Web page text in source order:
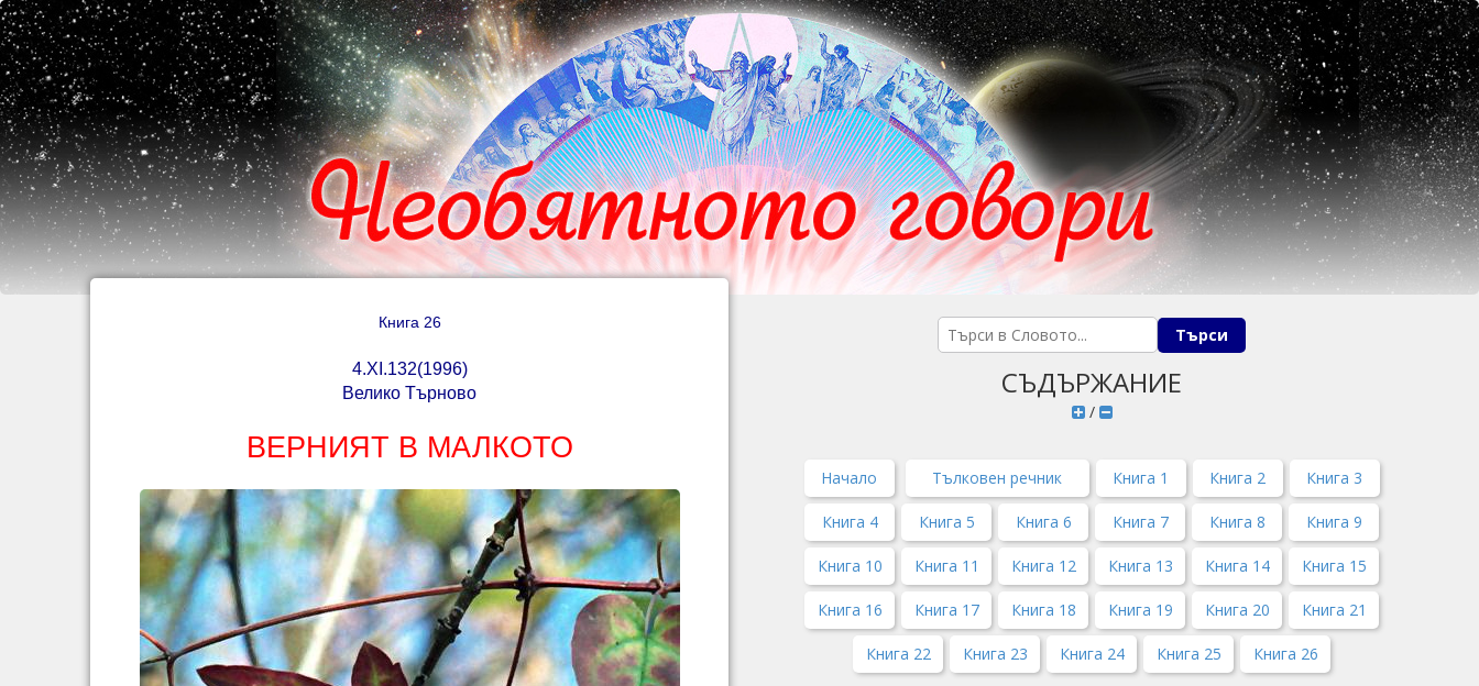
Книга 26
4.ХІ.132(1996)
Велико Търново
ВЕРНИЯТ В МАЛКОТО
СЪДЪРЖАНИЕ
/
Начало Тълковен речник Книга 1 Книга 2 Книга 3
Книга 4 Книга 5 Книга 6 Книга 7 Книга 8 Книга 9
Книга 10 Книга 11 Книга 12 Книга 13 Книга 14 Книга 15
Книга 16 Книга 17 Книга 18 Книга 19 Книга 20 Книга 21
Книга 22 Книга 23 Книга 24 Книга 25 Книга 26